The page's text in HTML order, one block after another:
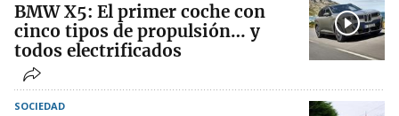
BMW X5: El primer coche con
cinco tipos de propulsión… y
todos electrificados
SOCIEDAD